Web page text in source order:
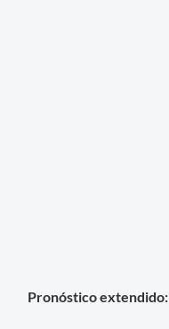
Pronóstico extendido: